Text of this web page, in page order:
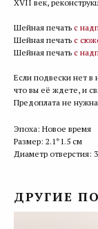
XVII век,
Шейная печать с
Шейная печать с
Шейная печать с
Если подвески нет в
что вы её ждете, и
Предоплата не
Эпоха: Новое время
Размер: 2.1*1.5 см
Диаметр отверстия:
ДРУГИЕ